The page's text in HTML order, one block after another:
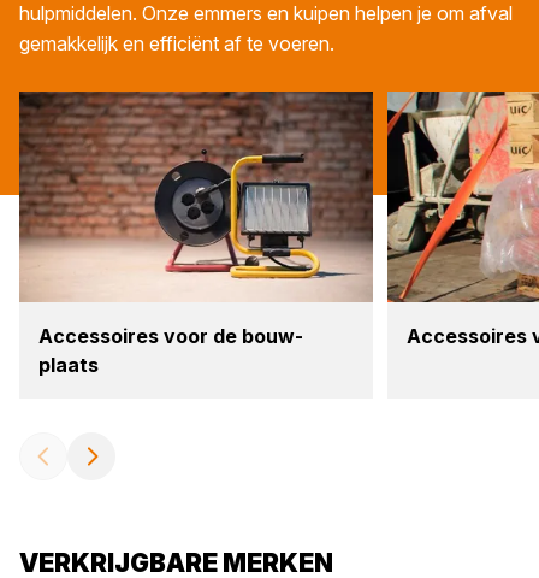
hulpmiddelen. Onze emmers en kuipen helpen je om afval
gemakkelijk en efficiënt af te voeren.
Acces­soi­res voor de bouw­
plaats
Acces­soi­res
VERKRIJGBARE MERKEN